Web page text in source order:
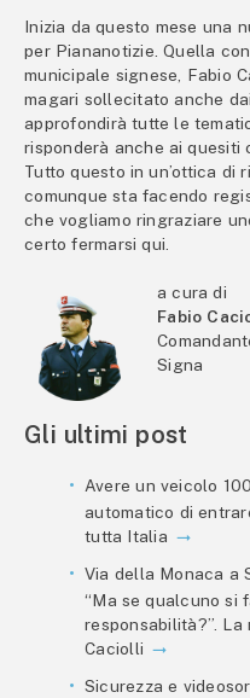
Inizia da questo mese una
per Piananotizie. Quella
municipale signese, Fabio
magari sollecitato anche
approfondirà tutte le
risponderà anche ai quesiti
Tutto questo in un’ottica di
comunque sta facendo
che vogliamo ringraziare
certo fermarsi qui.
a cura di
Fabio
Signa
Gli ultimi post
Avere un veicolo
automatico di
tutta Italia
Via della Monaca a
“Ma se qualcuno si
responsabilità?”.
Caciolli
Sicurezza e